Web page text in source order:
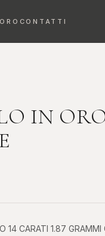
CONTATTI
Bracciali
IN
14 CARATI 1.87